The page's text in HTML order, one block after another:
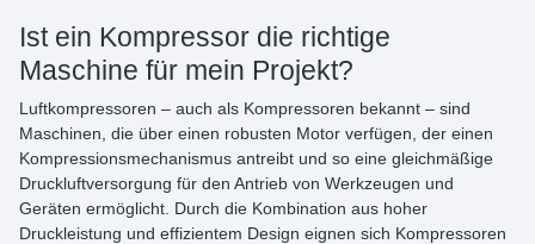
Ist ein Kompressor die richtige
Maschine für mein Projekt?
Luftkompressoren – auch als Kompressoren bekannt – sind
Maschinen , die über einen robusten Motor verfügen, der einen
Kompressionsmechanismus antreibt und so eine gleichmäßige
Druckluftversorgung für den Antrieb von Werkzeugen und
Geräten ermöglicht. Durch die Kombination aus hoher
Druckleistung und effizientem Design eignen sich Kompressoren